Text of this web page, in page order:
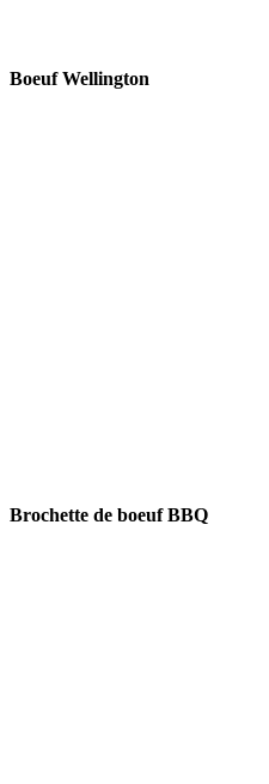
Boeuf Wellington
Brochette de boeuf BBQ